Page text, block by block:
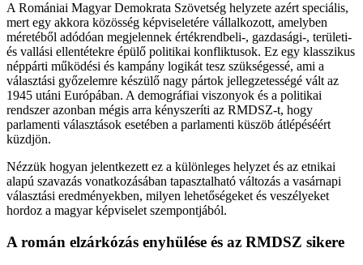
A Romániai Magyar Demokrata Szövetség helyzete azért speciális,
mert egy akkora közösség képviseletére vállalkozott, amelyben
méretéből adódóan megjelennek értékrendbeli-, gazdasági-, területi-
és vallási ellentétekre épülő politikai konfliktusok. Ez egy klasszikus
néppárti működési és kampány logikát tesz szükségessé, ami a
választási győzelemre készülő nagy pártok jellegzetességé vált az
1945 utáni Európában. A demográfiai viszonyok és a politikai
rendszer azonban mégis arra kényszeríti az RMDSZ-t, hogy
parlamenti választások esetében a parlamenti küszöb átlépéséért
küzdjön.
Nézzük hogyan jelentkezett ez a különleges helyzet és az etnikai
alapú szavazás vonatkozásában tapasztalható változás a vasárnapi
választási eredményekben, milyen lehetőségeket és veszélyeket
hordoz a magyar képviselet szempontjából.
A román elzárkózás enyhülése és az RMDSZ sikere